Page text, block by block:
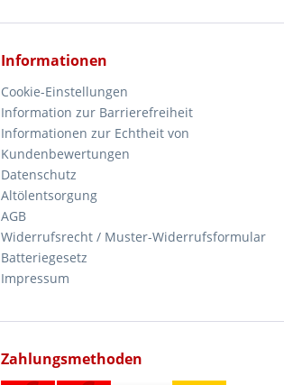
Informationen
Cookie-Einstellungen
Information zur Barrierefreiheit
Informationen zur Echtheit von
Kundenbewertungen
Datenschutz
Altölentsorgung
AGB
Widerrufsrecht / Muster-Widerrufsformular
Batteriegesetz
Impressum
Zahlungsmethoden